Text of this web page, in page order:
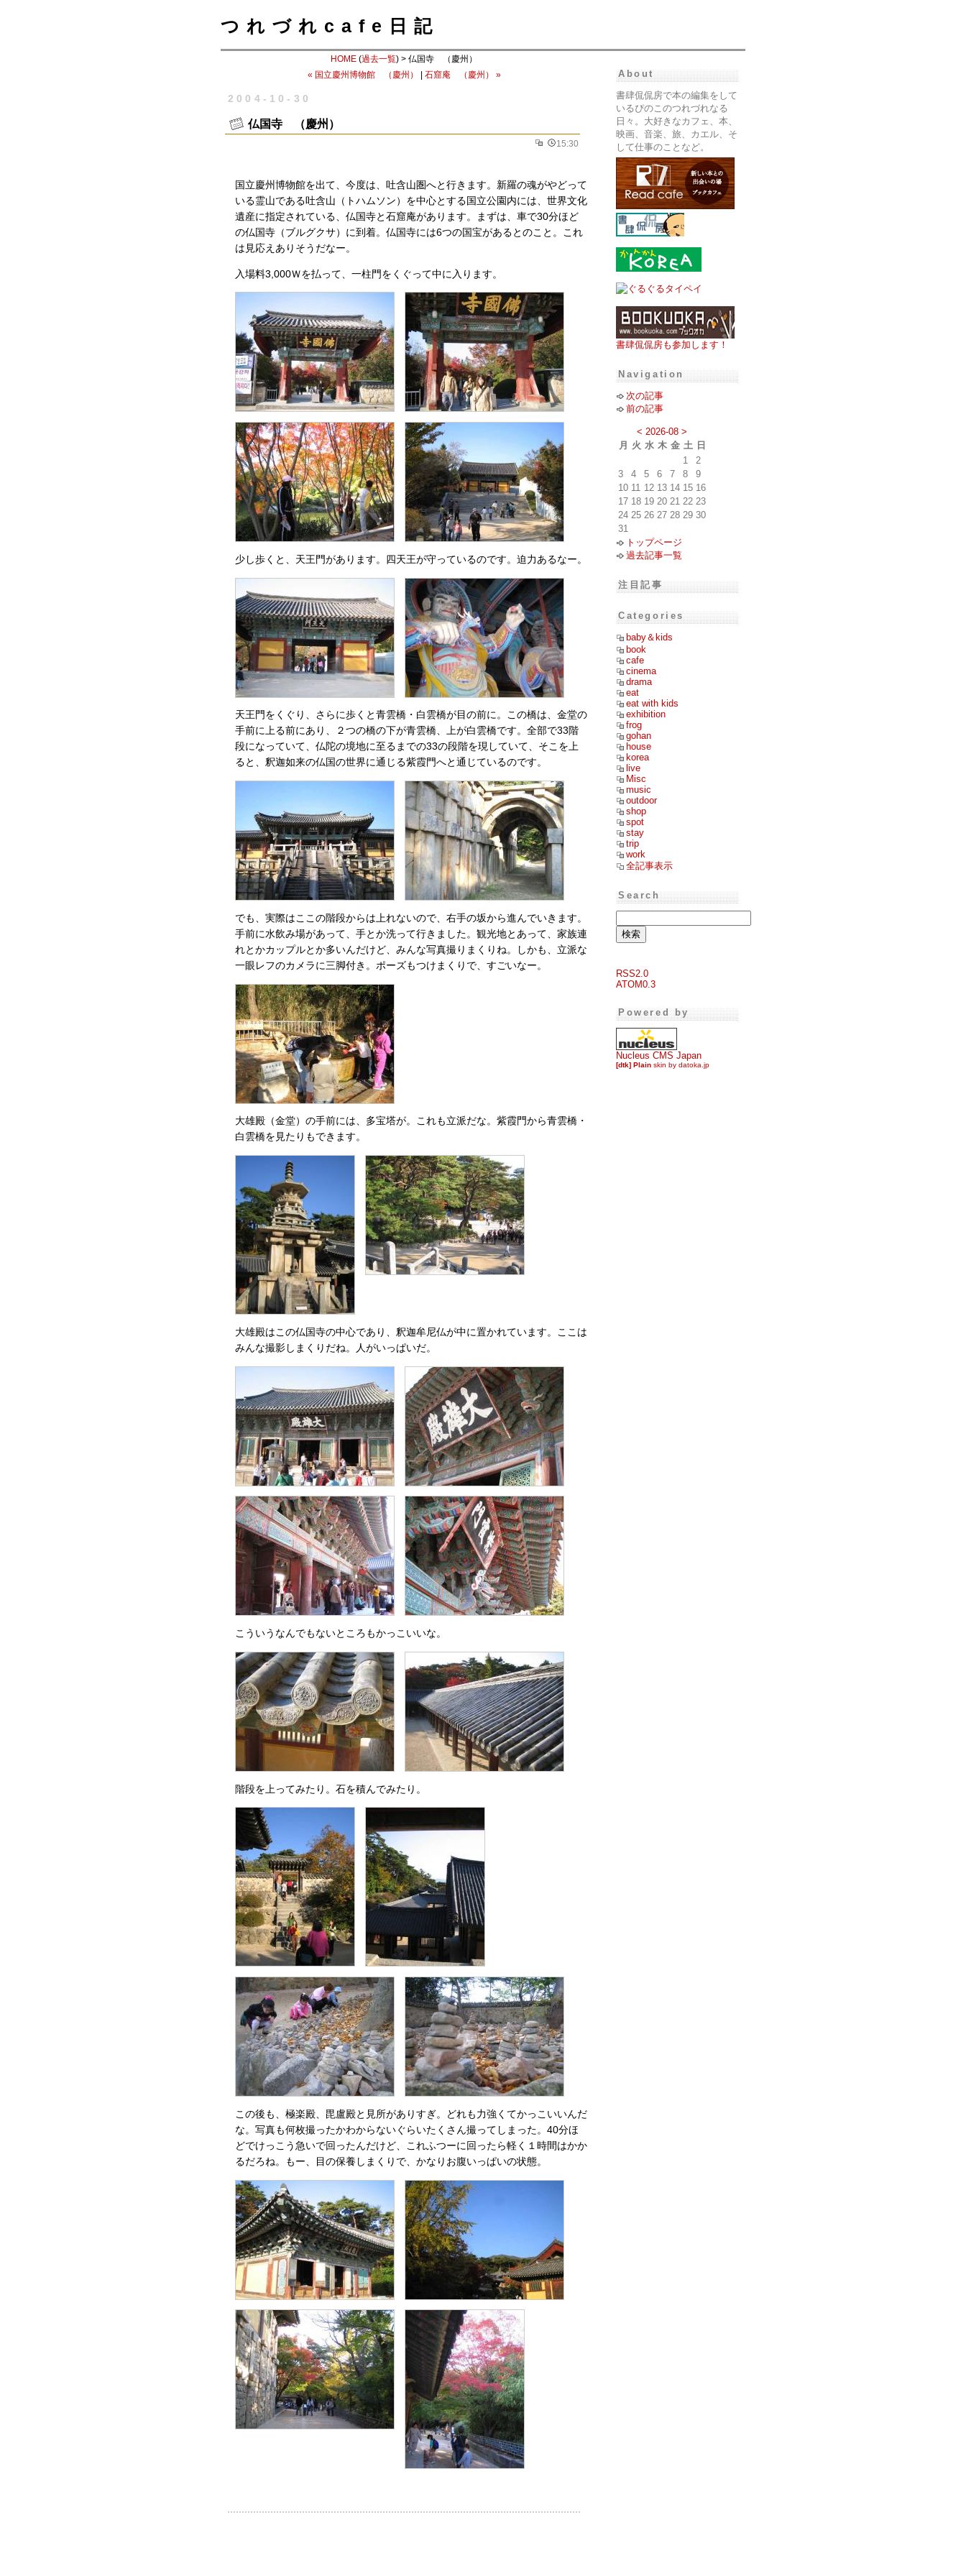
つれづれcafe日記
HOME (過去一覧) > 仏国寺 （慶州）
« 国立慶州博物館 （慶州）
石窟庵 （慶州） »
2004-10-30
仏国寺 （慶州）
15:30
国立慶州博物館を出て、今度は、吐含山圏へと行きます。新羅の魂がやどって
いる霊山である吐含山（トハムソン）を中心とする国立公園内には、世界文化
遺産に指定されている、仏国寺と石窟庵があります。まずは、車で30分ほど
の仏国寺（ブルグクサ）に到着。仏国寺には6つの国宝があるとのこと。これ
は見応えありそうだなー。
入場料3,000Ｗを払って、一柱門をくぐって中に入ります。
少し歩くと、天王門があります。四天王が守っているのです。迫力あるなー。
天王門をくぐり、さらに歩くと青雲橋・白雲橋が目の前に。この橋は、金堂の
手前に上る前にあり、２つの橋の下が青雲橋、上が白雲橋です。全部で33階
段になっていて、仏陀の境地に至るまでの33の段階を現していて、そこを上
ると、釈迦如来の仏国の世界に通じる紫霞門へと通じているのです。
でも、実際はここの階段からは上れないので、右手の坂から進んでいきます。
手前に水飲み場があって、手とか洗って行きました。観光地とあって、家族連
れとかカップルとか多いんだけど、みんな写真撮りまくりね。しかも、立派な
一眼レフのカメラに三脚付き。ポーズもつけまくりで、すごいなー。
大雄殿（金堂）の手前には、多宝塔が。これも立派だな。紫霞門から青雲橋・
白雲橋を見たりもできます。
大雄殿はこの仏国寺の中心であり、釈迦牟尼仏が中に置かれています。ここは
みんな撮影しまくりだね。人がいっぱいだ。
こういうなんでもないところもかっこいいな。
階段を上ってみたり。石を積んでみたり。
この後も、極楽殿、毘盧殿と見所がありすぎ。どれも力強くてかっこいいんだ
な。写真も何枚撮ったかわからないぐらいたくさん撮ってしまった。40分ほ
どでけっこう急いで回ったんだけど、これふつーに回ったら軽く１時間はかか
るだろね。もー、目の保養しまくりで、かなりお腹いっぱいの状態。
About
書肆侃侃房で本の編集をして
いるぴのこのつれづれなる
日々。大好きなカフェ、本、
映画、音楽、旅、カエル、そ
して仕事のことなど。
書肆侃侃房も参加します！
Navigation
次の記事
前の記事
< 2026-08 >
月
火 水 木 金 土 日
1
2
3
4 5 6 7 8
9
10 11 12 13 14 15 16
17 18 19 20 21 22 23
24 25 26 27 28 29 30
31
トップページ
過去記事一覧
注目記事
Categories
baby＆kids
book
cafe
cinema
drama
eat
eat with kids
exhibition
frog
gohan
house
korea
live
Misc
music
outdoor
shop
spot
stay
trip
work
全記事表示
Search
RSS2.0
ATOM0.3
Powered by
Nucleus CMS Japan
[dtk] Plain skin by datoka.jp